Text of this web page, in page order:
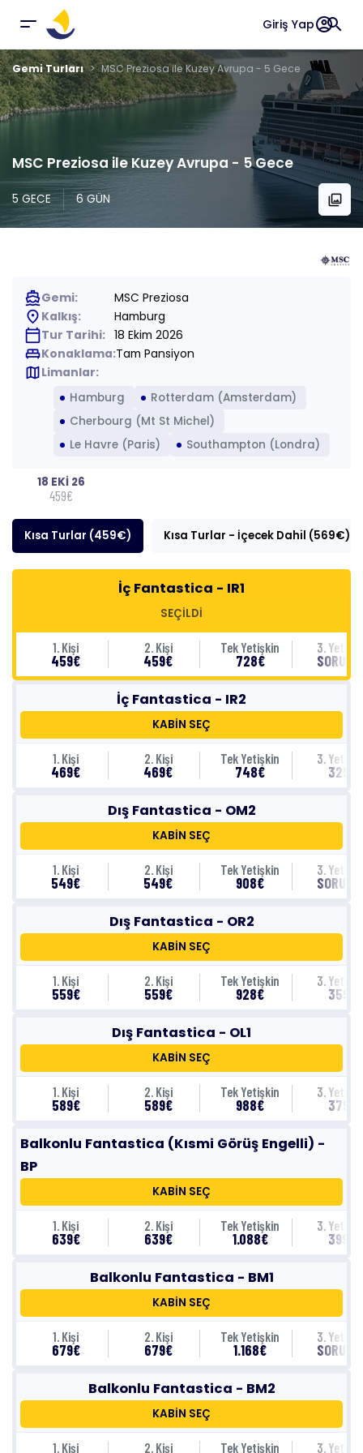
Giriş Yapaccount_circlesearch
Gemi Turları MSC Preziosa ile Kuzey Avrupa - 5 Gece
MSC Preziosa ile Kuzey Avrupa - 5 Gece
5 GECE 6 GÜN collections
directions_boatGemi: MSC Preziosa
place Kalkış: Hamburg
calendar_todayTur Tarihi: 18 Ekim 2026
king_bedKonaklama:Tam Pansiyon
map Limanlar:
Hamburg
Rotterdam (Amsterdam)
Cherbourg (Mt St Michel)
Le Havre (Paris)
Southampton (Londra)
18 EKİ 26
459€
Kısa Turlar (459€) Kısa Turlar - İçecek Dahil (569€)
İç Fantastica - IR1
SEÇİLDİ
1. Kişi
459€
2. Kişi
459€
Tek Yetişkin
728€
3.
İç Fantastica - IR2
KABİN SEÇ
1. Kişi
469€
2. Kişi
469€
Tek Yetişkin
748€
3.
329€
Dış Fantastica - OM2
KABİN SEÇ
1. Kişi
549€
2. Kişi
549€
Tek Yetişkin
908€
3.
Dış Fantastica - OR2
KABİN SEÇ
1. Kişi
559€
2. Kişi
559€
Tek Yetişkin
928€
3.
359€
Dış Fantastica - OL1
KABİN SEÇ
1. Kişi
589€
2. Kişi
589€
Tek Yetişkin
988€
3.
379€
Balkonlu Fantastica (Kısmi Görüş Engelli) -
BP
KABİN SEÇ
1. Kişi
639€
2. Kişi
639€
Tek Yetişkin
1.088€
3.
399€
Balkonlu Fantastica - BM1
KABİN SEÇ
1. Kişi
679€
2. Kişi
679€
Tek Yetişkin
1.168€
3.
Balkonlu Fantastica - BM2
KABİN SEÇ
1. Kişi 2. Kişi Tek Yetişkin 3.